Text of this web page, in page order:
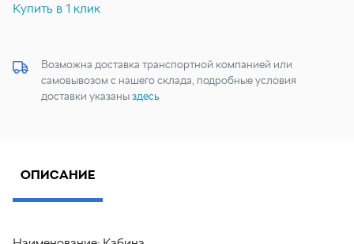
Купить в 1 клик
Возможна доставка транспортной компанией или
самовывозом с нашего склада, подробные условия
доставки указаныздесь
ОПИСАНИЕ